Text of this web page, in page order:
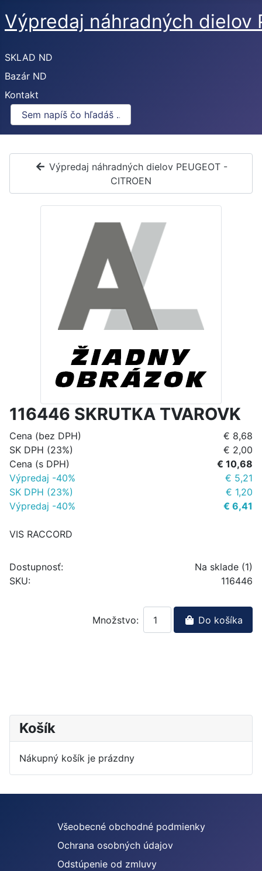
Výpredaj náhradných dielov
SKLAD ND
Bazár ND
Kontakt
Výpredaj náhradných dielov PEUGEOT -
CITROEN
116446 SKRUTKA TVAROVK
Cena (bez DPH)
€ 8,68
SK DPH (23%)
€ 2,00
Cena (s DPH)
€ 10,68
Výpredaj -40%
€ 5,21
SK DPH (23%)
€ 1,20
Výpredaj -40%
€ 6,41
VIS RACCORD
Dostupnosť:
Na sklade (1)
SKU:
116446
Množstvo: Do košíka
Košík
Nákupný košík je prázdny
Všeobecné obchodné podmienky
Ochrana osobných údajov
Odstúpenie od zmluvy